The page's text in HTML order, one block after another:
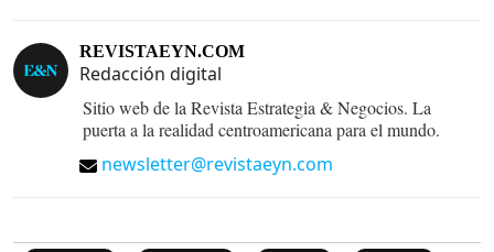
REVISTAEYN.COM
Redacción digital
Sitio web de la Revista Estrategia & Negocios. La
puerta a la realidad centroamericana para el mundo.
newsletter@revistaeyn.com